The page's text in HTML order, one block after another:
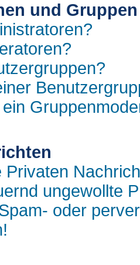
und Gruppen
Privaten
ungewollte
oder